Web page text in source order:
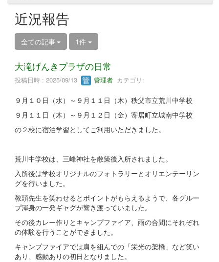
近況報告
全ての記事 1件
大滝げんきプラザの日常
投稿日時 : 2025/09/13 管理者 カテゴリ:
９月１０日（水）～９月１１日（木）秩父市立荒川中学校
９月１１日（木）～９月１２日（金）寄居町立城南中学校
の２校に宿泊学習としてご利用いただきました。
荒川中学校は、三峰神社を散策後入所されました。
入所後は学校オリジナルのフォトラリーとオリエンテーリン
グを行いました。
教頭先生を笑わせるとポイントがもらえるようで、各グルー
プ渾身の一発ギャグが響き渡っていました。
その後カレー作りとキャンプファイア、雨の合間にそれぞれ
の体験を行うことができました。
キャンプファイアでは肩を組んでの「栄光の架橋」など笑い
あり、感動ありの初日となりました。